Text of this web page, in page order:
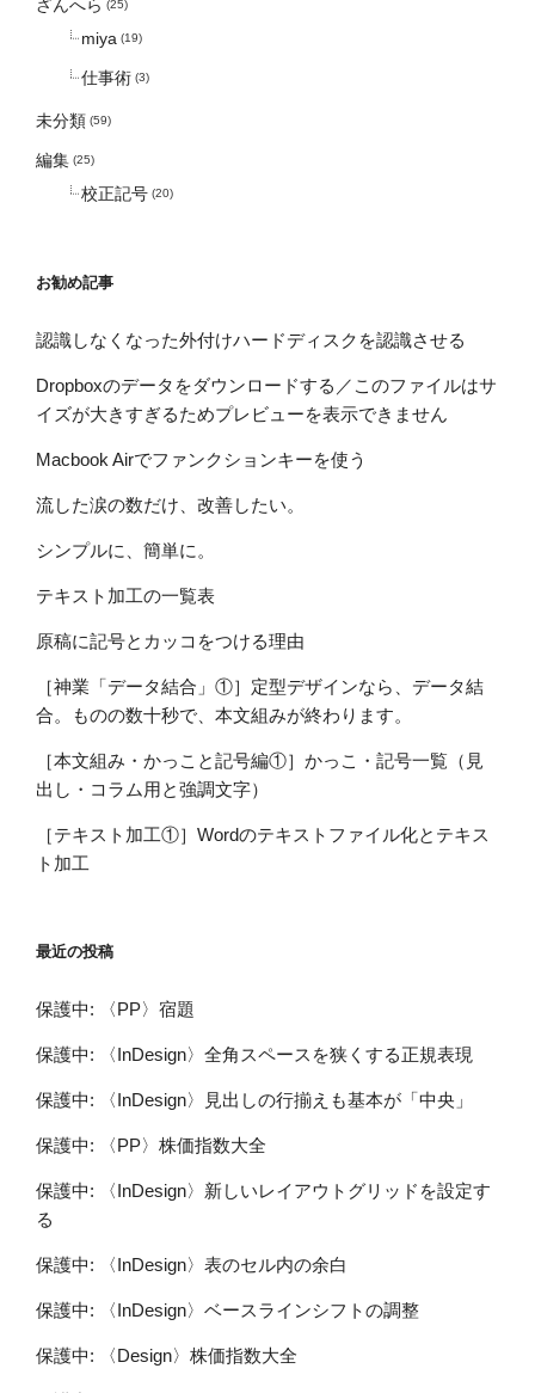
ざんへら (25)
miya (19)
仕事術 (3)
未分類 (59)
編集 (25)
校正記号 (20)
お勧め記事
認識しなくなった外付けハードディスクを認識させる
Dropboxのデータをダウンロードする／このファイルはサ
イズが大きすぎるためプレビューを表示できません
Macbook Airでファンクションキーを使う
流した涙の数だけ、改善したい。
シンプルに、簡単に。
テキスト加工の一覧表
原稿に記号とカッコをつける理由
［神業「データ結合」①］定型デザインなら、データ結
合。ものの数十秒で、本文組みが終わります。
［本文組み・かっこと記号編①］かっこ・記号一覧（見
出し・コラム用と強調文字）
［テキスト加工①］Wordのテキストファイル化とテキス
ト加工
最近の投稿
保護中: 〈PP〉宿題
保護中: 〈InDesign〉全角スペースを狭くする正規表現
保護中: 〈InDesign〉見出しの行揃えも基本が「中央」
保護中: 〈PP〉株価指数大全
保護中: 〈InDesign〉新しいレイアウトグリッドを設定す
る
保護中: 〈InDesign〉表のセル内の余白
保護中: 〈InDesign〉ベースラインシフトの調整
保護中: 〈Design〉株価指数大全